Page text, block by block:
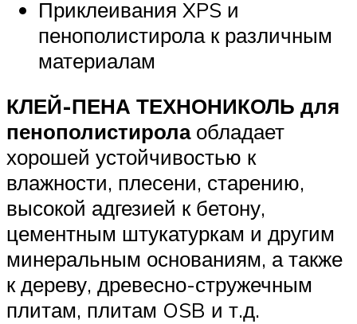
Приклеивания XPS и
пенополистирола к различным
материалам
КЛЕЙ-ПЕНА ТЕХНОНИКОЛЬ для
пенополистиролаобладает
хорошей устойчивостью к
влажности, плесени, старению,
высокой адгезией к бетону,
цементным штукатуркам и другим
минеральным основаниям, а также
к дереву, древесно-стружечным
плитам, плитам OSB и т.д.